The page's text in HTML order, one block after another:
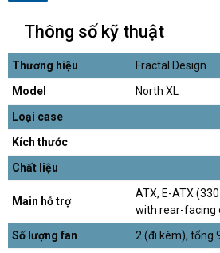
Thông số kỹ thuật
Thương hiệu
Fractal Design
Model
North XL
Loại case
Kích thước
Chất liệu
Main hỗ trợ
ATX, E-ATX
with rear-facing
Số lượng fan
2 (đi kèm), tổng